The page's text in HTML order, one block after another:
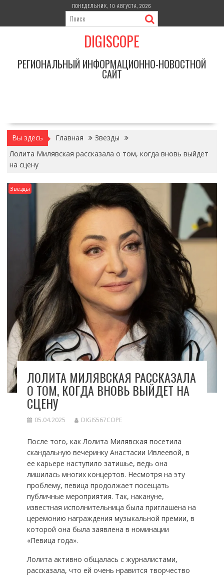
содержимому
ПОНЕДЕЛЬНИК, 10 АВГУСТА, 2026
DIGISCOPE
РЕГИОНАЛЬНЫЙ ИНФОРМАЦИОННО-НОВОСТНОЙ
САЙТ
Вы здесь Главная
Звезды
Лолита Милявская рассказала о том, когда вновь выйдет
на сцену
Звезды
ЛОЛИТА МИЛЯВСКАЯ РАССКАЗАЛА
О ТОМ, КОГДА ВНОВЬ ВЫЙДЕТ НА
СЦЕНУ
05.04.2025 DIGIS567COPE
После того, как Лолита Милявская посетила
скандальную вечеринку Анастасии Ивлеевой, в
ее карьере наступило затишье, ведь она
лишилась многих концертов. Несмотря на эту
проблему, певица продолжает посещать
публичные мероприятия. Так, накануне,
известная исполнительница была приглашена на
церемонию награждения музыкальной премии, в
которой она была заявлена в номинации
«Певица года».
Лолита активно общалась с журналистами,
рассказала, что ей очень нравится творчество